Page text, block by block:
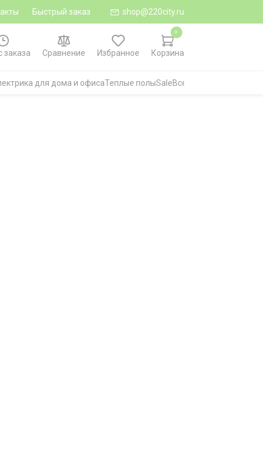
Быстрый заказ shop@220city.ru
заказа Сравнение Избранное Корзина
0
для дома и офисаТеплые полыSaleВсе категории